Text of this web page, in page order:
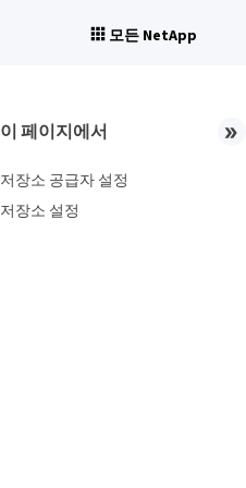
모든 NetApp
이 페이지에서
저장소 공급자 설정
저장소 설정